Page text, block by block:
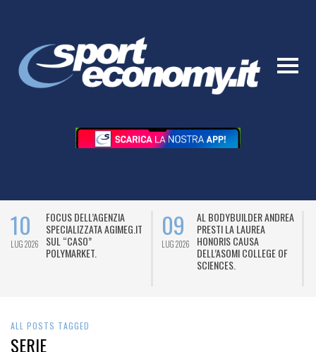
10
LUG 2026
FOCUS DELL’AGENZIA
SPECIALIZZATA AGIMEG.IT
SUL “CASO”
POLYMARKET.
09
LUG 2026
AL BODYBUILDER ANDREA
PRESTI LA LAUREA
HONORIS CAUSA
DELL’ASOMI COLLEGE OF
SCIENCES.
ALL POSTS TAGGED
SERIE